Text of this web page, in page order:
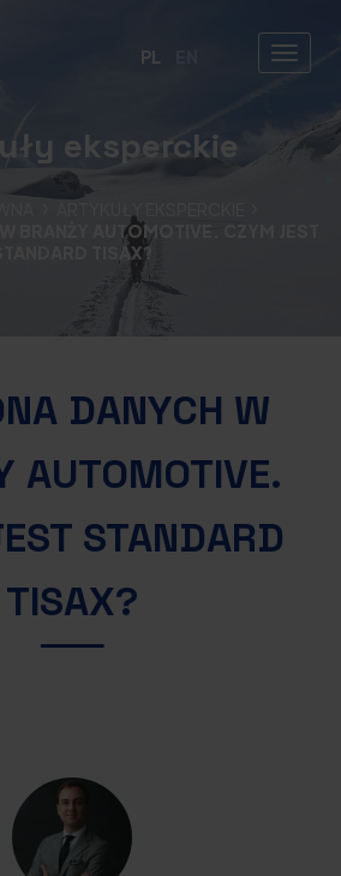
PL
eksperckie
BRANŻY AUTOMOTIVE. CZYM JEST
STANDARD TISAX?
DANYCH W
AUTOMOTIVE.
STANDARD
TISAX?